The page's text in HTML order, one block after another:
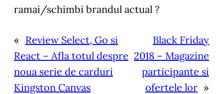
ramai/schimbi brandul actual ?
« Review Select, Go si
React – Afla totul despre
noua serie de carduri
Kingston Canvas
Black Friday
2018 – Magazine
participante si
ofertele lor »